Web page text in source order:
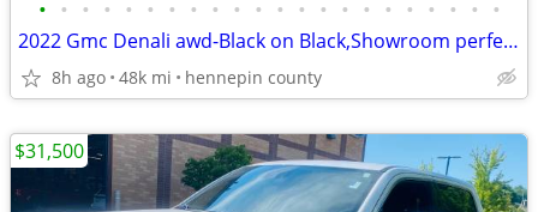
• • • • • • • • • • • • • • • • • • • • • •
2022 Gmc Denali awd-Black on Black,Showroom perfect,only
8h ago 48k mi hennepin county
$31,500